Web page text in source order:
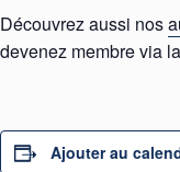
Découvrez aussi nos
devenez membre via
Ajouter au